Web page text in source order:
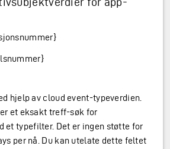
hjelp av cloud event-typeverdien.
et eksakt treff-søk for
et typefilter. Det er ingen støtte for
per nå. Du kan utelate dette feltet